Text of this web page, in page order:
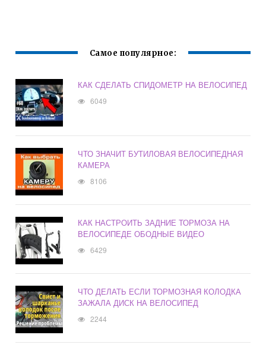
Самое популярное:
КАК СДЕЛАТЬ СПИДОМЕТР НА ВЕЛОСИПЕД
6049
ЧТО ЗНАЧИТ БУТИЛОВАЯ ВЕЛОСИПЕДНАЯ
КАМЕРА
8106
КАК НАСТРОИТЬ ЗАДНИЕ ТОРМОЗА НА
ВЕЛОСИПЕДЕ ОБОДНЫЕ ВИДЕО
6429
ЧТО ДЕЛАТЬ ЕСЛИ ТОРМОЗНАЯ КОЛОДКА
ЗАЖАЛА ДИСК НА ВЕЛОСИПЕД
2244